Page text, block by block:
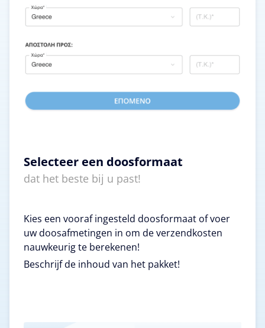
Selecteer een doosformaat
dat het beste bij u past!
Kies een vooraf ingesteld doosformaat of voer
uw doosafmetingen in om de verzendkosten
nauwkeurig te berekenen!
Beschrijf de inhoud van het pakket!